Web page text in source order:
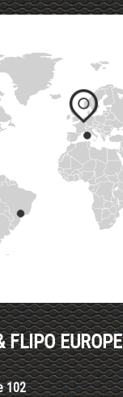
FLIPO EUROPE
102